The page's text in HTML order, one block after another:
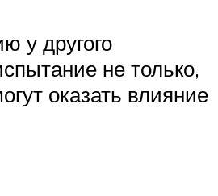
у другого
не только,
оказать влияние